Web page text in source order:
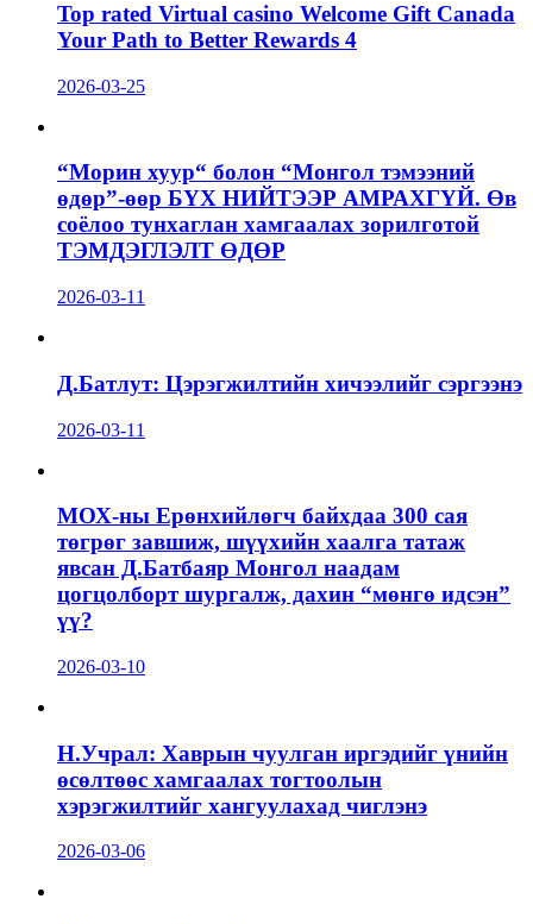
Top rated Virtual casino Welcome Gift Canada
Your Path to Better Rewards 4
2026-03-25
“Морин хуур“ болон “Монгол тэмээний
өдөр”-өөр БҮХ НИЙТЭЭР АМРАХГҮЙ. Өв
соёлоо тунхаглан хамгаалах зорилготой
ТЭМДЭГЛЭЛТ ӨДӨР
2026-03-11
Д.Батлут: Цэрэгжилтийн хичээлийг сэргээнэ
2026-03-11
МОХ-ны Ерөнхийлөгч байхдаа 300 сая
төгрөг завшиж, шүүхийн хаалга татаж
явсан Д.Батбаяр Монгол наадам
цогцолборт шургалж, дахин “мөнгө идсэн”
үү?
2026-03-10
Н.Учрал: Хаврын чуулган иргэдийг үнийн
өсөлтөөс хамгаалах тогтоолын
хэрэгжилтийг хангуулахад чиглэнэ
2026-03-06